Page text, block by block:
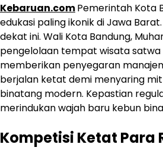
Kebaruan.comPemerintah Kota
edukasi paling ikonik di Jawa
dekat ini. Wali Kota Bandung,
pengelolaan tempat wisata
memberikan penyegaran
berjalan ketat demi menyaring
binatang modern. Kepastian
merindukan wajah baru kebun
Kompetisi Ketat Para